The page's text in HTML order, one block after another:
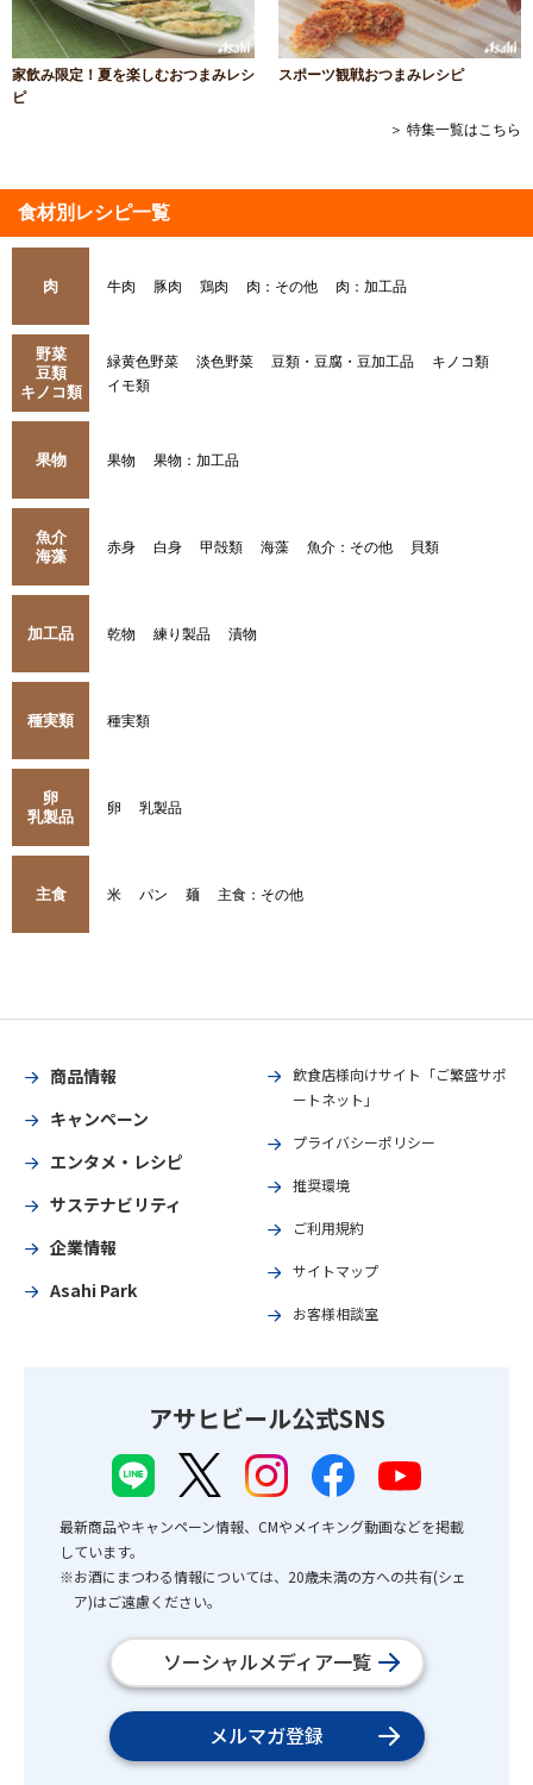
家飲み限定！夏を楽しむおつまみレシ
ピ
スポーツ観戦おつまみレシピ
＞ 特集一覧はこちら
食材別レシピ一覧
肉 牛肉 豚肉 鶏肉 肉：その他 肉：加工品
野菜
豆類
キノコ類
緑黄色野菜 淡色野菜 豆類・豆腐・豆加工品
キノコ類
イモ類
果物 果物 果物：加工品
魚介
海藻
赤身 白身 甲殻類 海藻 魚介：その他 貝類
加工品 乾物 練り製品 漬物
種実類 種実類
卵
乳製品
卵 乳製品
主食 米 パン 麺 主食：その他
商品情報
キャンペーン
エンタメ・レシピ
サステナビリティ
企業情報
Asahi Park
飲食店様向けサイト「ご繁盛サポ
ートネット」
プライバシーポリシー
推奨環境
ご利用規約
サイトマップ
お客様相談室
アサヒビール公式SNS
最新商品やキャンペーン情報、CMやメイキング動画などを掲載
しています。
※お酒にまつわる情報については、20歳未満の方への共有(シェ
ア)はご遠慮ください。
ソーシャルメディア一覧
メルマガ登録